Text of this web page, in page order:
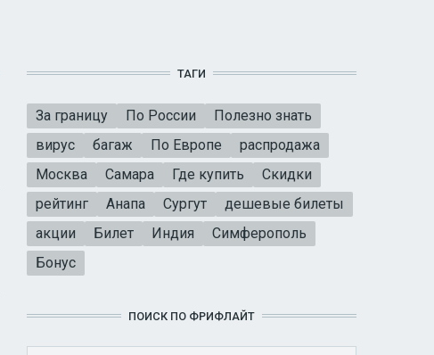
ТАГИ
За границу По России
Полезно знать
вирус
багаж По Европе
распродажа
Москва
Самара Где купить
Скидки
рейтинг
Анапа Сургут
дешевые билеты
акции
Билет Индия
Симферополь
Бонус
ПОИСК ПО ФРИФЛАЙТ